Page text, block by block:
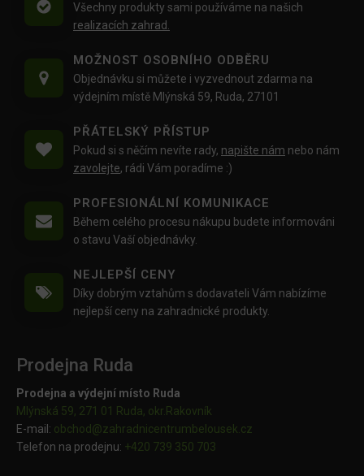
Všechny produkty sami používáme na našich
realizacích zahrad.
MOŽNOST OSOBNÍHO ODBĚRU
Objednávku si můžete i vyzvednout zdarma na
výdejním místě Mlýnská 59, Ruda, 27101
PŘÁTELSKÝ PŘÍSTUP
Pokud si s něčím nevíte rady, napište nám nebo nám
zavolejte, rádi Vám poradíme :)
PROFESIONÁLNÍ KOMUNIKACE
Během celého procesu nákupu budete informováni
o stavu Vaší objednávky.
NEJLEPŠÍ CENY
Díky dobrým vztahům s dodavateli Vám nabízíme
nejlepší ceny na zahradnické produkty.
Prodejna Ruda
Prodejna a výdejní místo Ruda
Mlýnská 59, 271 01 Ruda, okr.Rakovník
E-mail: obchod@zahradnicentrumbelousek.cz
Telefon na prodejnu: +420 739 350 703